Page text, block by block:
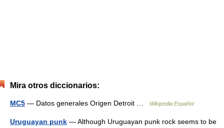
Mira otros diccionarios:
MC5 — Datos generales Origen Detroit … Wikipedia Español
Uruguayan punk — Although Uruguayan punk rock seems to be